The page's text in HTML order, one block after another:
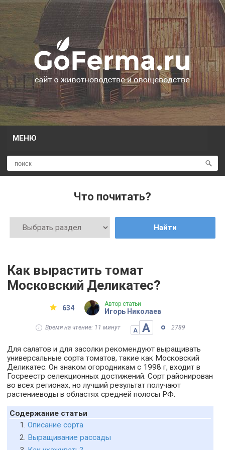
МЕНЮ
Что почитать?
Найти
Как вырастить томат
Московский Деликатес?
634 Автор статьи
Игорь Николаев
Время на чтение: 11 минут А А 2789
Для салатов и для засолки рекомендуют выращивать
универсальные сорта томатов, такие как Московский
Деликатес. Он знаком огородникам с 1998 г, входит в
Госреестр селекционных достижений. Сорт районирован
во всех регионах, но лучший результат получают
растениеводы в областях средней полосы РФ.
Содержание статьи
Описание сорта
Выращивание рассады